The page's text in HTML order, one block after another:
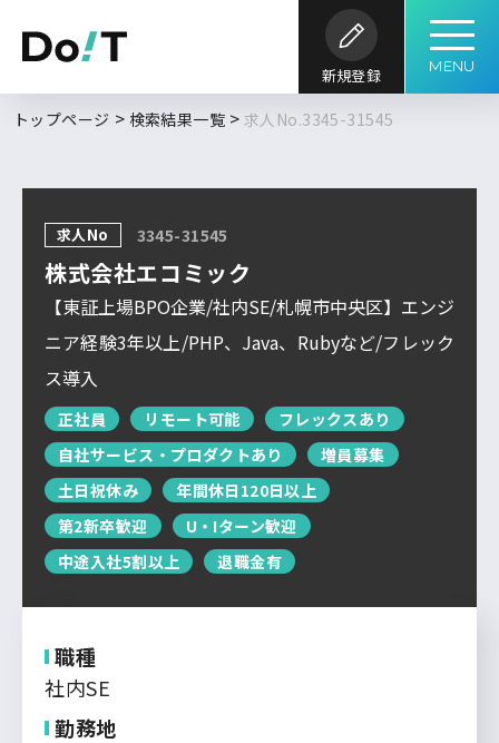
新規登録 MENU
DoITについて
サービス概要 求人特集 よくあるご質問
運営会社について
企業担当者の方へ
お問い合わせ
求人を探す
新着求人一覧
勤務地 職種 開発内容
言語 キーワード
フルリモート
北海道
東北
関東
北信越
東海
関西
中国・四国
九州・沖縄
トップページ 検索結果一覧 求人No.3345-31545
求人No 3345-31545
株式会社エコミック
【東証上場BPO企業/社内SE/札幌市中央区】エンジ
ニア経験3年以上/PHP、Java、Rubyなど/フレック
ス導入
正社員 リモート可能
フレックスあり
自社サービス・プロダクトあり
増員募集
土日祝休み
年間休日120日以上
第2新卒歓迎
U・Iターン歓迎
中途入社5割以上
退職金有
職種
社内SE
勤務地